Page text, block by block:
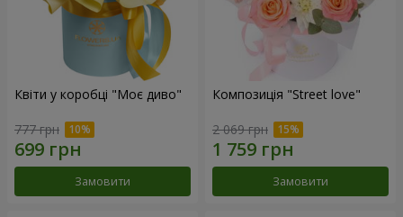
Квіти у коробці "Моє диво"
777 грн
Замовити
Композиція "Street love"
2 069 грн
Замовити